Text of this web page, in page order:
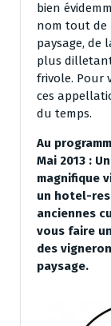
bien
nom tout de
paysage, de
plus
frivole. Pour
ces
du temps.
Au
Mai 2013 :
magnifique
un hotel-
anciennes
vous faire
des
paysage.